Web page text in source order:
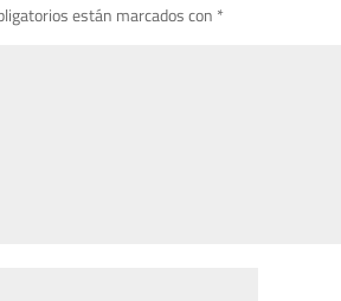
están marcados con *